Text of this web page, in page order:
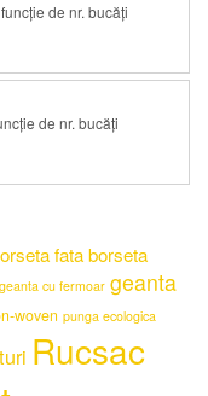
de nr. bucăți
de nr. bucăți
fataborseta
geanta cu fermoar geanta
woven punga ecologica
Rucsac